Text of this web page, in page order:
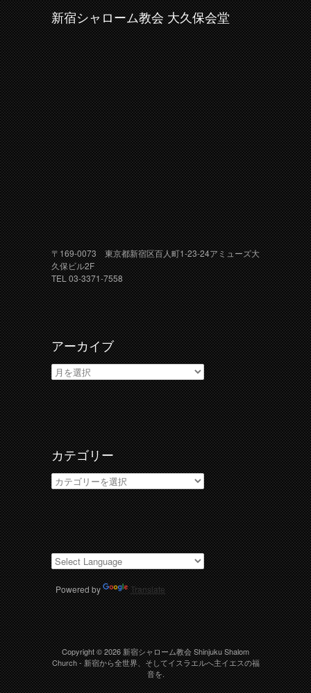
新宿シャローム教会 大久保会堂
〒169-0073 東京都新宿区百人町1-23-24アミューズ大
久保ビル2F
TEL 03-3371-7558
アーカイブ
ア
ー
カ
イ
ブ
カテゴリー
カ
テ
ゴ
リ
ー
Powered by Translate
Copyright © 2026新宿シャローム教会 Shinjuku Shalom
Church- 新宿から全世界、そしてイスラエルへ主イエスの福
音を.